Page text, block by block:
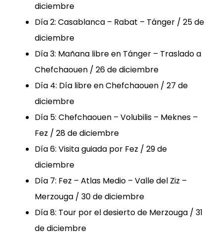
diciembre
Día 2: Casablanca – Rabat – Tánger / 25 de
diciembre
Día 3: Mañana libre en Tánger – Traslado a
Chefchaouen / 26 de diciembre
Día 4: Día libre en Chefchaouen / 27 de
diciembre
Día 5: Chefchaouen – Volubilis – Meknes –
Fez / 28 de diciembre
Día 6: Visita guiada por Fez / 29 de
diciembre
Día 7: Fez – Atlas Medio – Valle del Ziz –
Merzouga / 30 de diciembre
Día 8: Tour por el desierto de Merzouga / 31
de diciembre